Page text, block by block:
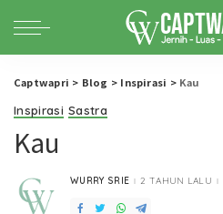
Captwapri > Blog > Inspirasi > Kau
Inspirasi Sastra
Kau
POSTED
WURRY SRIE 2 TAHUN LALU